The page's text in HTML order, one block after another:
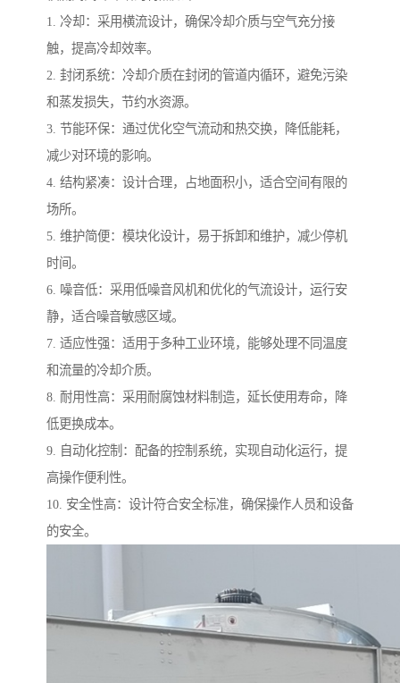
1. 冷却：采用横流设计，确保冷却介质与空气充分接
触，提高冷却效率。
2. 封闭系统：冷却介质在封闭的管道内循环，避免污染
和蒸发损失，节约水资源。
3. 节能环保：通过优化空气流动和热交换，降低能耗，
减少对环境的影响。
4. 结构紧凑：设计合理，占地面积小，适合空间有限的
场所。
5. 维护简便：模块化设计，易于拆卸和维护，减少停机
时间。
6. 噪音低：采用低噪音风机和优化的气流设计，运行安
静，适合噪音敏感区域。
7. 适应性强：适用于多种工业环境，能够处理不同温度
和流量的冷却介质。
8. 耐用性高：采用耐腐蚀材料制造，延长使用寿命，降
低更换成本。
9. 自动化控制：配备的控制系统，实现自动化运行，提
高操作便利性。
10. 安全性高：设计符合安全标准，确保操作人员和设备
的安全。